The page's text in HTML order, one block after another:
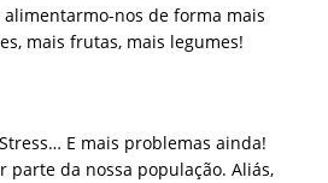
alimentarmo-nos de forma mais
mais frutas, mais legumes!
E mais problemas ainda!
parte da nossa população. Aliás,